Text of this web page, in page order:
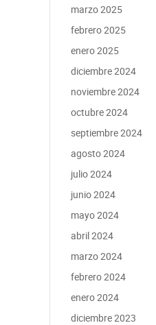
marzo 2025
febrero 2025
enero 2025
diciembre 2024
noviembre 2024
octubre 2024
septiembre 2024
agosto 2024
julio 2024
junio 2024
mayo 2024
abril 2024
marzo 2024
febrero 2024
enero 2024
diciembre 2023